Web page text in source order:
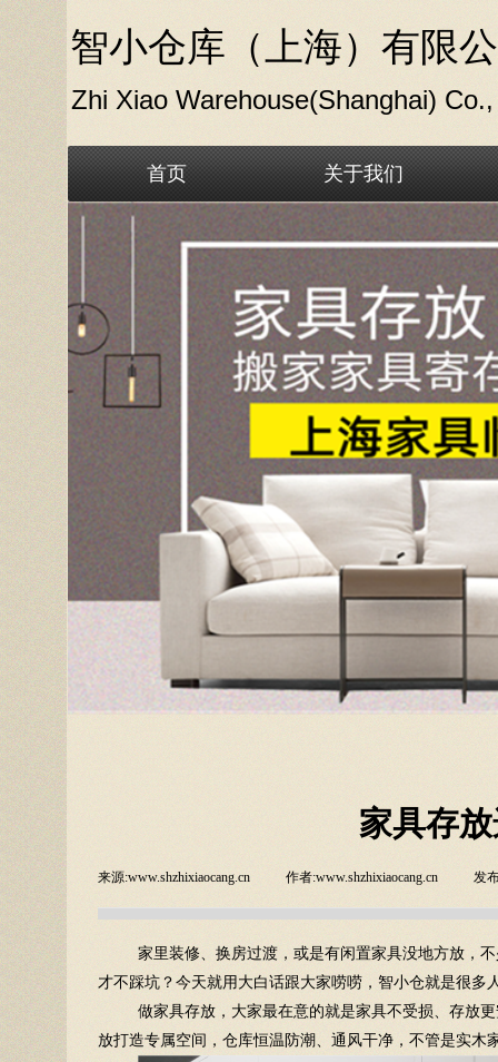
智小仓库（上海）有限
首页 关于我们
Zhi Xiao Warehouse(Shanghai)
家具存
来源:www.shzhixiaocang.cn 作者:www.shzhixiaocang.cn 发
家里装修、换房过渡，或是有闲置家具没地方放，
才不踩坑？今天就用大白话跟大家唠唠，智小仓就是很多
做家具存放，大家最在意的就是家具不受损、存放
放打造专属空间，仓库恒温防潮、通风干净，不管是实